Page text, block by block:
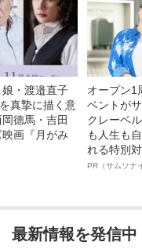
娘・渡邉直子
真摯に描く意
德馬・吉田
画『月がみ
オープン1
ベントが
クレーベ
も人生も
れる特別
PR（サムソナ
最新情報を発信中